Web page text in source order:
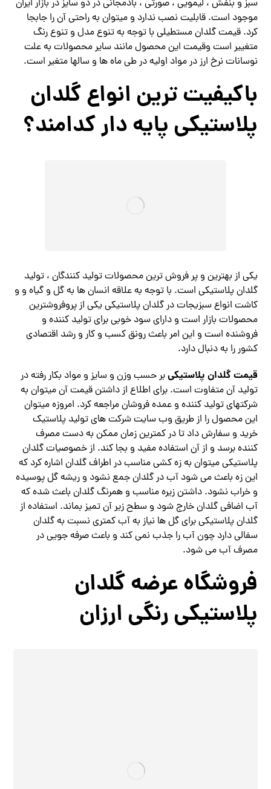
سبز و بنفش ، لیمویی ، صورتی ، بادمجانی در دو سایز در بازار ایران
موجود است. قابلیت نصب ندارد و میتوان به راحتی آن را جابجا
کرد. قیمت گلدان مستطیلی با توجه به تنوع مدل و تنوع رنگ
متغییر است وقیمت این محصول مانند سایر محصولات به علت
نوسانات نرخ ارز در مواد اولیه در طی ماه ها و سالها متغیر است.
باکیفیت ترین انواع گلدان
پلاستیکی پایه دار کدامند؟
یکی از بهترین و پر فروش ترین محصولات تولید کنندگان ، تولید
گلدان پلاستیکی است. با توجه به علاقه انسان ها به گل و گیاه و و
کاشت انواع سبزیجات در گلدان پلاستیکی یکی از پروفروشترین
محصولات بازار است و دارای سود خوبی برای تولید کننده و
فروشنده است و این امر باعث رونق کسب و کار و رشد اقتصادی
کشور را به دنبال دارد.
قیمت گلدان پلاستیکیبر حسب وزن و سایز و مواد بکار رفته در
تولید آن متفاوت است. برای اطلاع از داشتن قیمت آن میتوان به
شرکتهای تولید کننده و عمده فروشان مراجعه کرد. امروزه میتوان
این محصول را از طریق وب سایت شرکت های تولید پلاستیک
خرید و سفارش داد تا در کمترین زمان ممکن به دست مصرف
کننده برسد و از آن استفاده مفید و بجا کند. از خصوصیات گلدان
پلاستیکی میتوان به زه کشی مناسب در اطراف گلدان اشاره کرد که
این زه باعث می شود آب در گلدان جمع نشود و ریشه گل پوسیده
و خراب نشود. داشتن زیره مناسب و همرنگ گلدان باعث شده که
آب اضافی گلدان خارج شود و سطح زیر آن تمیز بماند. استفاده از
گلدان پلاستیکی برای گل ها نیاز به آب کمتری نسبت به گلدان
سفالی دارد چون آب را جذب نمی کند و باعث صرفه جویی در
مصرف آب می شود.
فروشگاه عرضه گلدان
پلاستیکی رنگی ارزان